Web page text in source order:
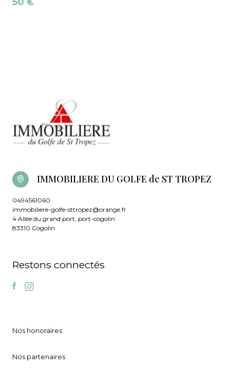
IMMOBILIERE DU GOLFE de ST TROPEZ
0494561060
immobiliere-golfe-sttropez@orange.fr
4 Allée du grand port, port-cogolin
83310 Cogolin
Restons connectés
Nos honoraires
Nos partenaires